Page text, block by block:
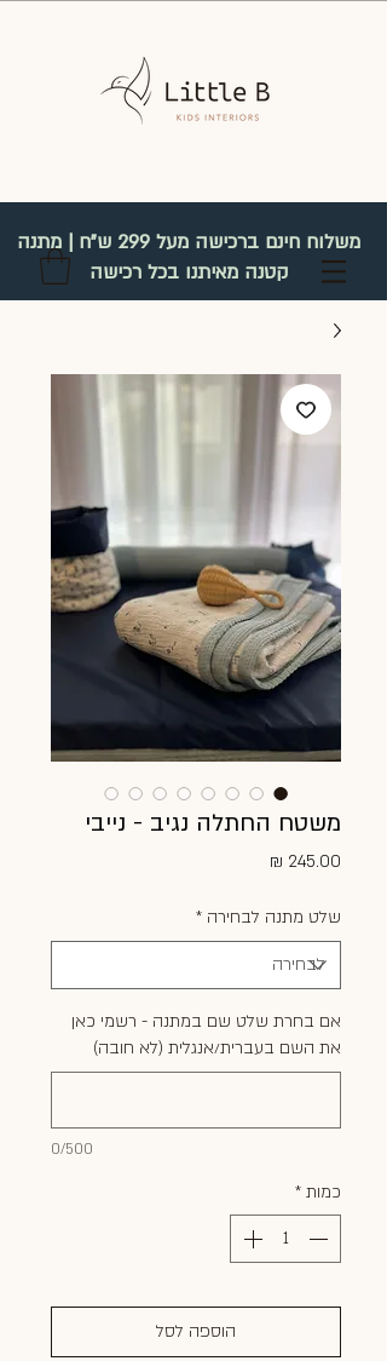
משלוח חינם ברכישה מעל 299 ש"ח | מתנה
קטנה מאיתנו בכל רכישה
משטח החתלה נגיב - נייבי
שלט מתנה לבחירה *
אם בחרת שלט שם במתנה - רשמי כאן
את השם בעברית/אנגלית (לא חובה)
0/500
כמות *
הוספה לסל